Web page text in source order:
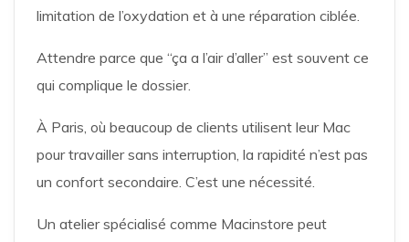
limitation de l’oxydation et à une réparation ciblée.
Attendre parce que “ça a l’air d’aller” est souvent ce
qui complique le dossier.
À Paris, où beaucoup de clients utilisent leur Mac
pour travailler sans interruption, la rapidité n’est pas
un confort secondaire. C’est une nécessité.
Un atelier spécialisé comme Macinstore peut